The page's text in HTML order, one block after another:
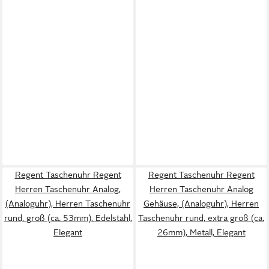
Regent Taschenuhr Regent
Herren Taschenuhr Analog,
(Analoguhr), Herren Taschenuhr
rund, groß (ca. 53mm), Edelstahl,
Elegant
Regent Taschenuhr Regent
Herren Taschenuhr Analog
Gehäuse, (Analoguhr), Herren
Taschenuhr rund, extra groß (ca.
26mm), Metall, Elegant